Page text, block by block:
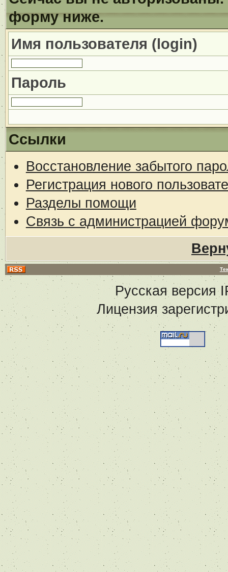
форму ниже.
Имя пользователя (login)
Пароль
Ссылки
Восстановление забытого
Регистрация нового
Разделы помощи
Связь с администрацией
Русская версия
Лицензия